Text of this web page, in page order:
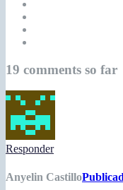
19 comments so far
Responder
Anyelin Castillo